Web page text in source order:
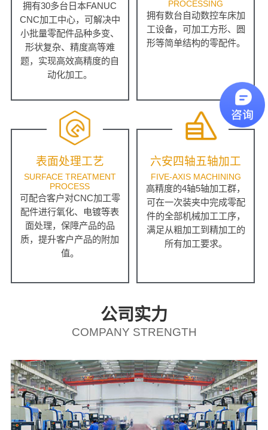
拥有30多台日本FANUC
CNC加工中心，可解决中
小批量零配件品种多变、
形状复杂、精度高等难
题，实现高效高精度的自
动化加工。
PROCESSING
拥有数台自动数控车床加
工设备，可加工方形、圆
形等简单结构的零配件。
表面处理工艺
SURFACE TREATMENT
PROCESS
可配合客户对CNC加工零
配件进行氧化、电镀等表
面处理，保障产品的品
质，提升客户产品的附加
值。
六安四轴五轴加工
FIVE-AXIS MACHINING
高精度的4轴5轴加工群，
可在一次装夹中完成零配
件的全部机械加工工序，
满足从粗加工到精加工的
所有加工要求。
公司实力
COMPANY STRENGTH